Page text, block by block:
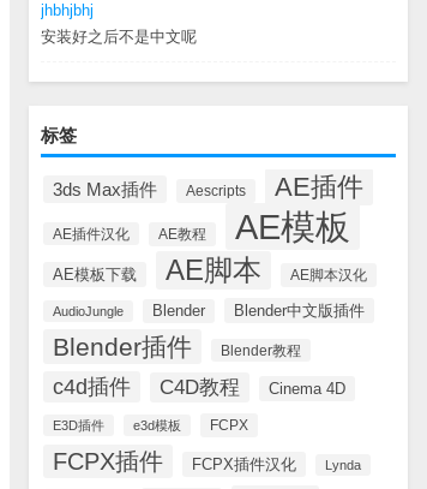
jhbhjbhj
安装好之后不是中文呢
标签
3ds Max插件 Aescripts AE插件
AE插件汉化 AE教程 AE模板
AE模板下载 AE脚本 AE脚本汉化
AudioJungle Blender Blender中文版插件
Blender插件 Blender教程
c4d插件 C4D教程 Cinema 4D
E3D插件 e3d模板 FCPX
FCPX插件 FCPX插件汉化 Lynda